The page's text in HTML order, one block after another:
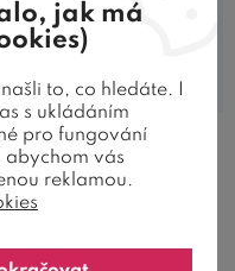
žádné
jak má
to, co hledáte. I
s ukládáním
pro fungování
abychom vás
reklamou.